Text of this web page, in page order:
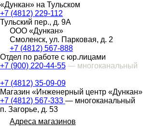
«Дункан» на Тульском
+7 (4812) 229-112
Тульский пер., д. 9А
ООО «Дункан»
Смоленск, ул. Парковая, д. 2
+7 (4812) 567-888
Отдел по работе с юр.лицами
+7 (900) 220-44-55 — многоканальный
+7 (4812) 35-09-09
Магазин «Инженерный центр «Дункан»
+7 (4812) 567-333 — многоканальный
п. Загорье, д. 53
Адреса магазинов